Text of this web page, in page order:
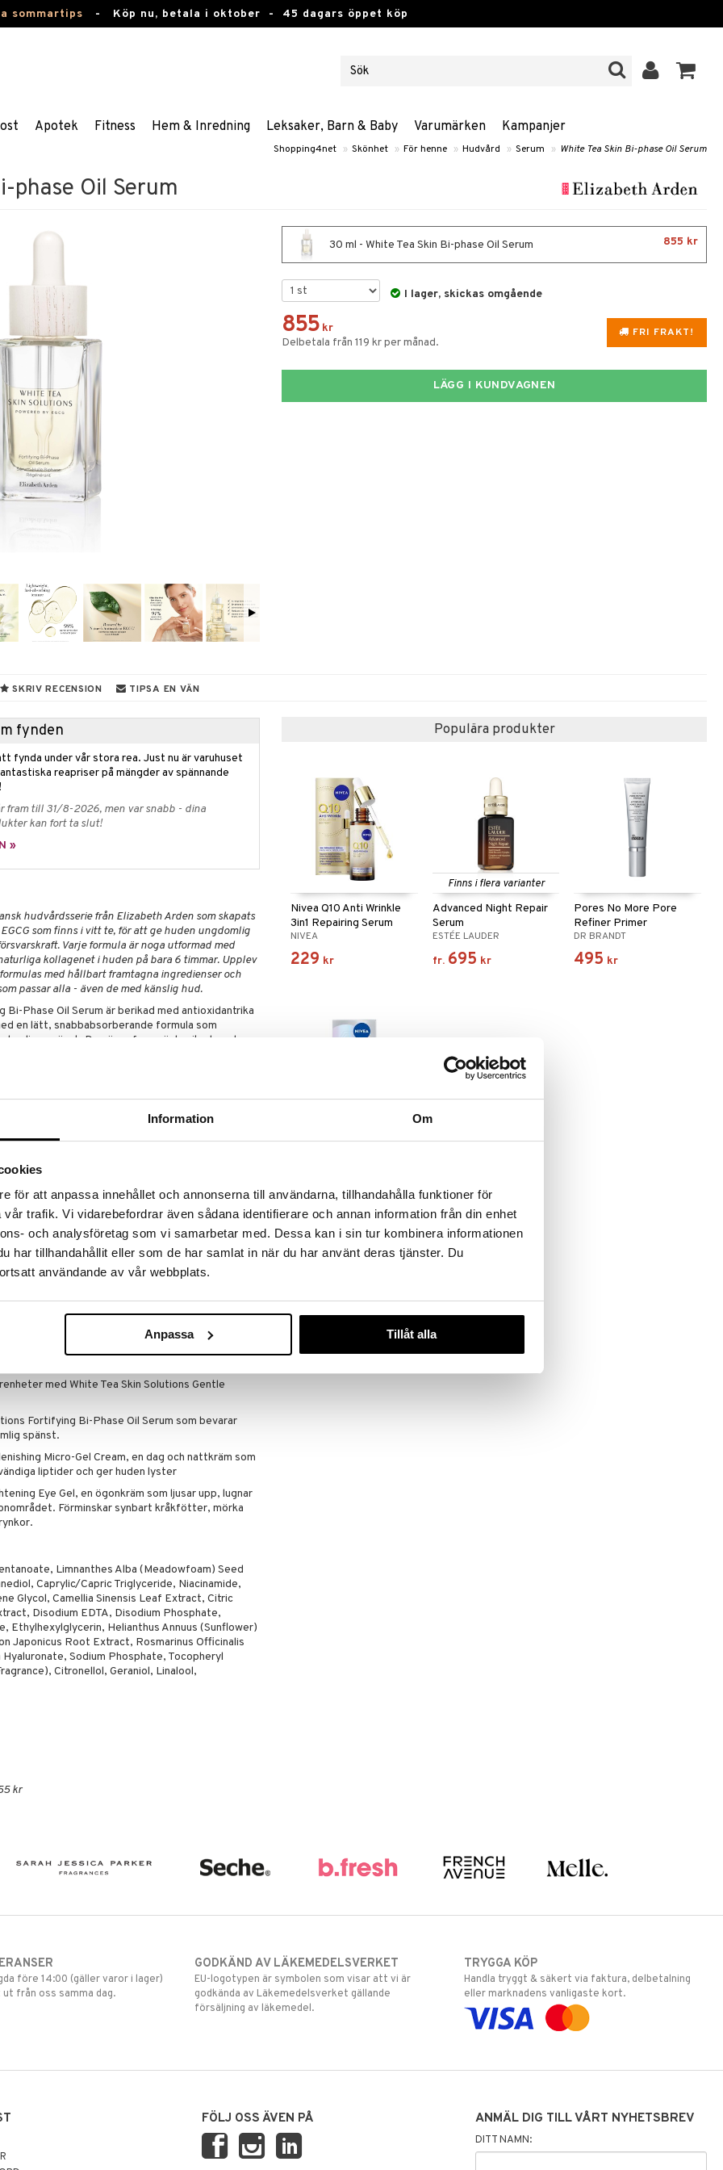
Information Om
för att anpassa innehållet och annonserna till användarna, tillhandahålla funktioner för
trafik. Vi vidarebefordrar även sådana identifierare och annan information från din enhet
och analysföretag som vi samarbetar med. Dessa kan i sin tur kombinera informationen
har tillhandahållit eller som de har samlat in när du har använt deras tjänster. Du
användande av vår webbplats.
Anpassa Tillåt alla
sommartips - Köp nu, betala i oktober - 45 dagars öppet köp
Apotek Fitness Hem & Inredning Leksaker, Barn & Baby Varumärken Kampanjer
Shopping4net » Skönhet » För henne » Hudvård » Serum » White Tea Skin Bi-phase Oil Serum
phase Oil Serum
30 ml - White Tea Skin Bi-phase Oil Serum 855 kr
I lager, skickas omgående
FRI FRAKT!
855 kr
Delbetala från 119 kr per månad.
LÄGG I KUNDVAGNEN
SKRIV RECENSION TIPSA EN VÄN
fynden
fynda under vår stora rea. Just nu är varuhuset
reapriser på mängder av spännande
fram till 31/8-2026, men var snabb - dina
kan fort ta slut!
»
hudvårdsserie från Elizabeth Arden som skapats
som finns i vitt te, för att ge huden ungdomlig
Varje formula är noga utformad med
kollagenet i huden på bara 6 timmar. Upplev
med hållbart framtagna ingredienser och
passar alla - även de med känslig hud.
Bi-Phase Oil Serum är berikad med antioxidantrika
en lätt, snabbabsorberande formula som
spänst. Den övre fasen är berikad med
hudens barriär. Den nedre fasen är berikad med
för att strama åt, ljusa upp och jämna ut
klarhet återställd**.
att huden känns fastare***.
känslig hud.
av 35 kvinnor i åldern 35-60 år efter första
hud.
av 60 kvinnor, 25-55 år, efter 2 veckors
hud.
nu aktiveras serumets formula och de två lagren
av serumet och massera in över ansiktet med
morgon och kväll, efter rengöring.
med White Tea Skin Solutions Gentle
Fortifying Bi-Phase Oil Serum som bevarar
spänst.
Micro-Gel Cream, en dag och nattkräm som
liptider och ger huden lyster
Eye Gel, en ögonkräm som ljusar upp, lugnar
Förminskar synbart kråkfötter, mörka
Limnanthes Alba (Meadowfoam) Seed
Caprylic/Capric Triglyceride, Niacinamide,
Glycol, Camellia Sinensis Leaf Extract, Citric
Disodium EDTA, Disodium Phosphate,
Ethylhexylglycerin, Helianthus Annuus (Sunflower)
Japonicus Root Extract, Rosmarinus Officinalis
Sodium Phosphate, Tocopheryl
Citronellol, Geraniol, Linalool,
kr
Populära produkter
Nivea Q10 Anti Wrinkle
3in1 Repairing Serum
NIVEA
229 kr
Finns i flera varianter
Advanced Night Repair
Serum
ESTÉE LAUDER
fr. 695 kr
Pores No More Pore
Refiner Primer
DR BRANDT
495 kr
fr.165 kr
före 14:00 (gäller varor i lager)
från oss samma dag.
GODKÄND AV LÄKEMEDELSVERKET
EU-logotypen är symbolen som visar att vi är
godkända av Läkemedelsverket gällande
försäljning av läkemedel.
TRYGGA KÖP
Handla tryggt & säkert via faktura, delbetalning
eller marknadens vanligaste kort.
FÖLJ OSS ÄVEN PÅ ANMÄL DIG TILL VÅRT NYHETSBREV
DITT NAMN: